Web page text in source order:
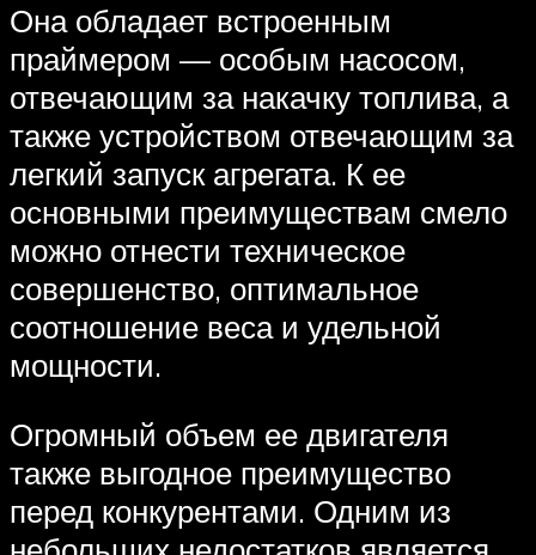
Она обладает встроенным
праймером — особым насосом,
отвечающим за накачку топлива, а
также устройством отвечающим за
легкий запуск агрегата. К ее
основными преимуществам смело
можно отнести техническое
совершенство, оптимальное
соотношение веса и удельной
мощности.
Огромный объем ее двигателя
также выгодное преимущество
перед конкурентами. Одним из